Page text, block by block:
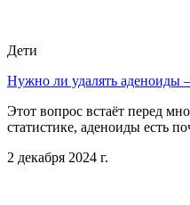
Дети
Нужно ли удалять аденоиды
Этот вопрос встаёт перед
статистике, аденоиды есть
2 декабря 2024 г.